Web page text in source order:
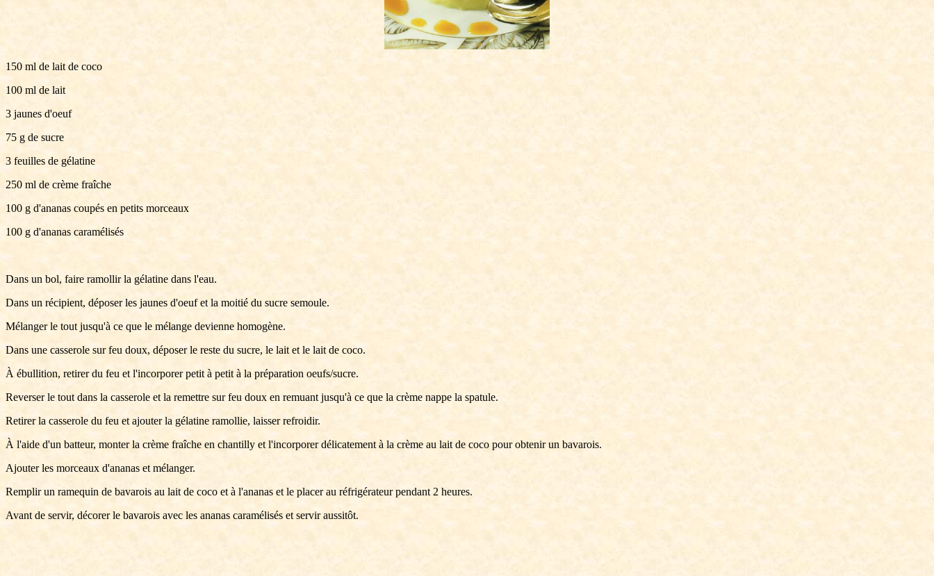
150 ml de lait de coco
100 ml de lait
3 jaunes d'oeuf
75 g de sucre
3 feuilles de gélatine
250 ml de crème fraîche
100 g d'ananas coupés en petits morceaux
100 g d'ananas caramélisés
Dans un bol, faire ramollir la gélatine dans l'eau.
Dans un récipient, déposer les jaunes d'oeuf et la moitié du sucre semoule.
Mélanger le tout jusqu'à ce que le mélange devienne homogène.
Dans une casserole sur feu doux, déposer le reste du sucre, le lait et le lait de coco.
À ébullition, retirer du feu et l'incorporer petit à petit à la préparation oeufs/sucre.
Reverser le tout dans la casserole et la remettre sur feu doux en remuant jusqu'à ce que la crème nappe la spatule.
Retirer la casserole du feu et ajouter la gélatine ramollie, laisser refroidir.
À l'aide d'un batteur, monter la crème fraîche en chantilly et l'incorporer délicatement à la crème au lait de coco pour obtenir un bavarois.
Ajouter les morceaux d'ananas et mélanger.
Remplir un ramequin de bavarois au lait de coco et à l'ananas et le placer au réfrigérateur pendant 2 heures.
Avant de servir, décorer le bavarois avec les ananas caramélisés et servir aussitôt.